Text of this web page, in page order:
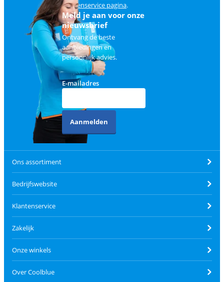
klantenservice pagina.
Meld je aan voor onze
nieuwsbrief
Ontvang de beste
aanbiedingen en
persoonlijk advies.
E-mailadres
Aanmelden
Ons assortiment
Bedrijfswebsite
Klantenservice
Zakelijk
Onze winkels
Over Coolblue